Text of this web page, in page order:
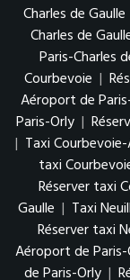
Charles de Gaulle
Charles de
Paris-Charles
Courbevoie |
Aéroport de
Paris-Orly |
| Taxi
taxi
Réserver taxi
Gaulle | Taxi
Réserver taxi
Aéroport de
de Paris-Orly |